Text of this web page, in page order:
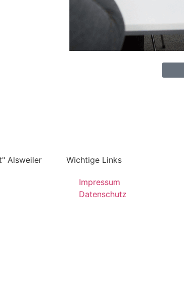
Alsweiler Wichtige Links
Impressum
Datenschutz